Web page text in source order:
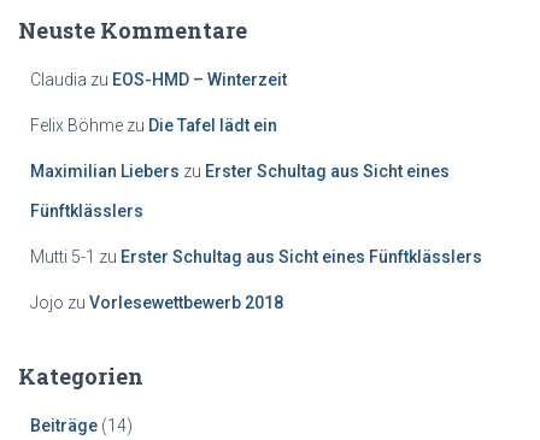
Neuste Kommentare
Claudia zu EOS-HMD – Winterzeit
Felix Böhme zu Die Tafel lädt ein
Maximilian Liebers zu Erster Schultag aus Sicht eines
Fünftklässlers
Mutti 5-1 zu Erster Schultag aus Sicht eines Fünftklässlers
Jojo zu Vorlesewettbewerb 2018
Kategorien
Beiträge (14)